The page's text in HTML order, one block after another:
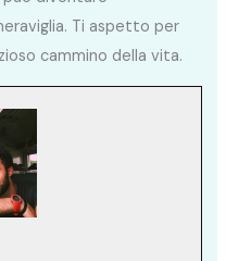
Ti aspetto per
cammino della vita.